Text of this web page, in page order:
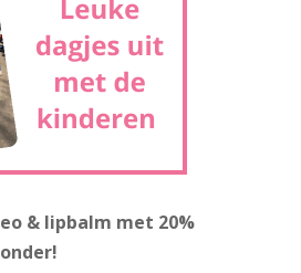
& lipbalm met 20%